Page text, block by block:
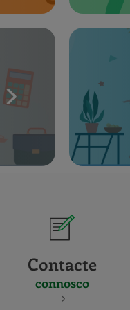
Contacte
connosco